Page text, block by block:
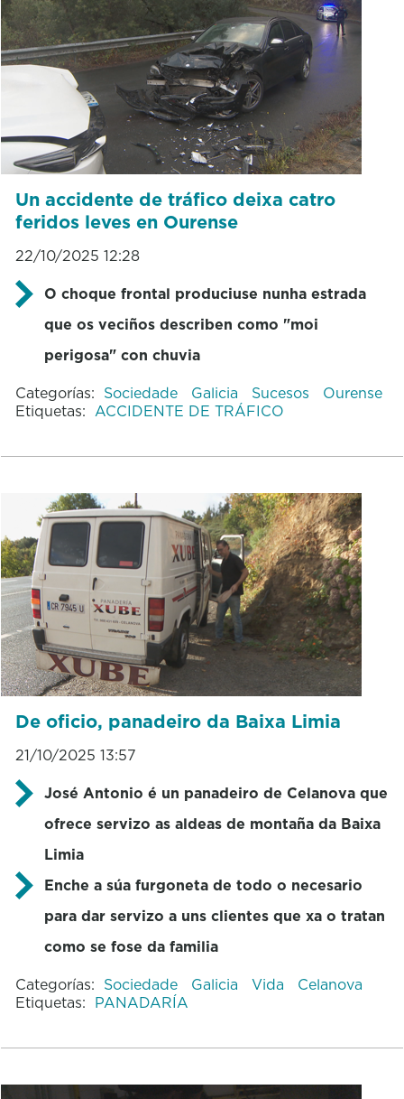
Un accidente de tráfico deixa catro
feridos leves en Ourense
22/10/2025 12:28
O choque frontal produciuse nunha estrada
que os veciños describen como "moi
perigosa" con chuvia
Categorías: Sociedade Galicia Sucesos
Ourense
Etiquetas: ACCIDENTE DE TRÁFICO
De oficio, panadeiro da Baixa Limia
21/10/2025 13:57
José Antonio é un panadeiro de Celanova que
ofrece servizo as aldeas de montaña da Baixa
Limia
Enche a súa furgoneta de todo o necesario
para dar servizo a uns clientes que xa o tratan
como se fose da familia
Categorías: Sociedade Galicia Vida
Celanova
Etiquetas: PANADARÍA